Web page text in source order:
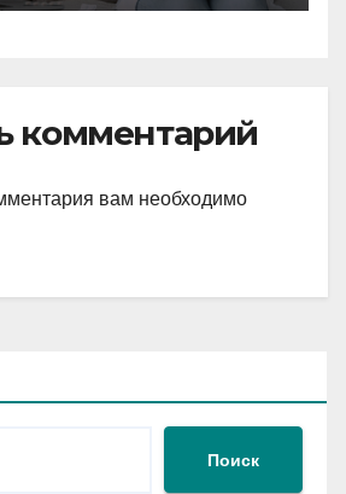
помощи
комментарий
вам необходимо
Поиск